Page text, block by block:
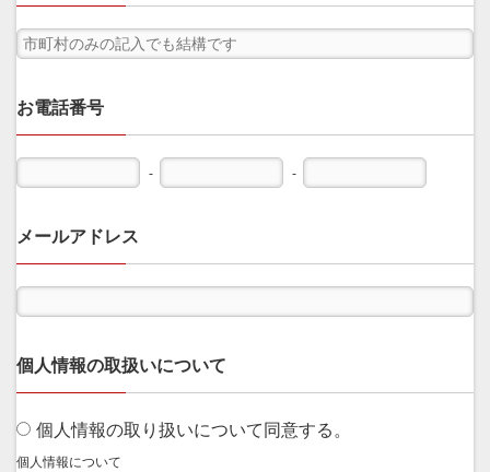
お電話番号
- -
メールアドレス
個人情報の取扱いについて
個人情報の取り扱いについて同意する。
個人情報について